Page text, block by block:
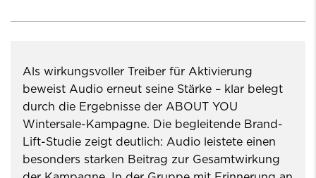
Als wirkungsvoller Treiber für Aktivierung
beweist Audio erneut seine Stärke – klar belegt
durch die Ergebnisse der ABOUT YOU
Wintersale-Kampagne. Die begleitende Brand-
Lift-Studie zeigt deutlich: Audio leistete einen
besonders starken Beitrag zur Gesamtwirkung